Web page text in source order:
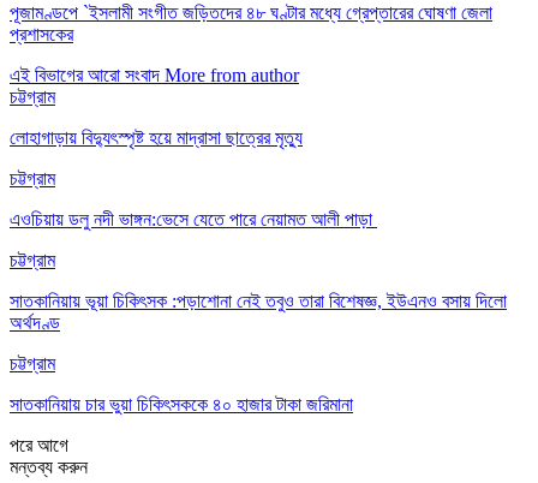
পূজামণ্ডপে `ইসলামী সংগীত জড়িতদের ৪৮ ঘণ্টার মধ্যে গ্রেপ্তারের ঘোষণা জেলা
প্রশাসকের
এই বিভাগের আরো সংবাদ More from author
চট্টগ্রাম
লোহাগাড়ায় বিদ্যুৎস্পৃষ্ট হয়ে মাদ্রাসা ছাত্রের মৃত্যু
চট্টগ্রাম
এওচিয়ায় ডলু নদী ভাঙ্গন:ভেসে যেতে পারে নেয়ামত আলী পাড়া
চট্টগ্রাম
সাতকানিয়ায় ভূয়া চিকিৎসক :পড়াশোনা নেই তবুও তারা বিশেষজ্ঞ, ইউএনও বসায় দিলো
অর্থদণ্ড
চট্টগ্রাম
সাতকানিয়ায় চার ভুয়া চিকিৎসককে ৪০ হাজার টাকা জরিমানা
পরেআগে
মন্তব্য করুন